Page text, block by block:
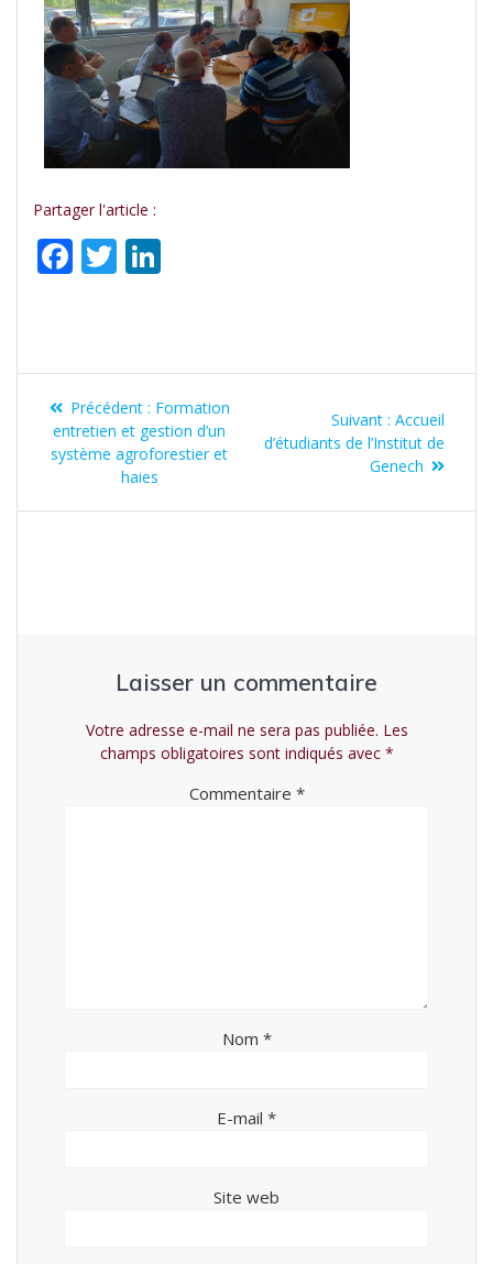
Partager l'article :
F
b
o
o
k
T
er e
dI
n
Précédent : Formation
entretien et gestion d’un
système agroforestier et
haies
Suivant : Accueil
d’étudiants de l’Institut de
Genech
Laisser un commentaire
Votre adresse e-mail ne sera pas publiée. Les
champs obligatoires sont indiqués avec *
Commentaire *
Nom *
E-mail *
Site web